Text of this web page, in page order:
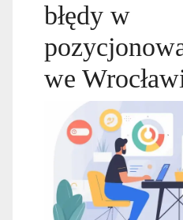
błędy w
we